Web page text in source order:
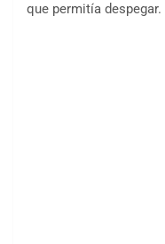
que permitía despegar.